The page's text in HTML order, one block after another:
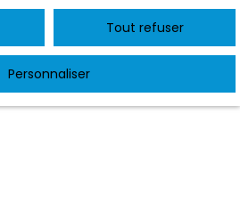
Tout refuser
Personnaliser